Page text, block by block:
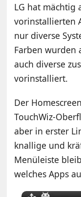
LG hat mächtig
vorinstallierten
nur diverse
Farben wurden
auch diverse
vorinstalliert.
Der
TouchWiz-
aber in erster
knallige und
Menüleiste
welches Apps